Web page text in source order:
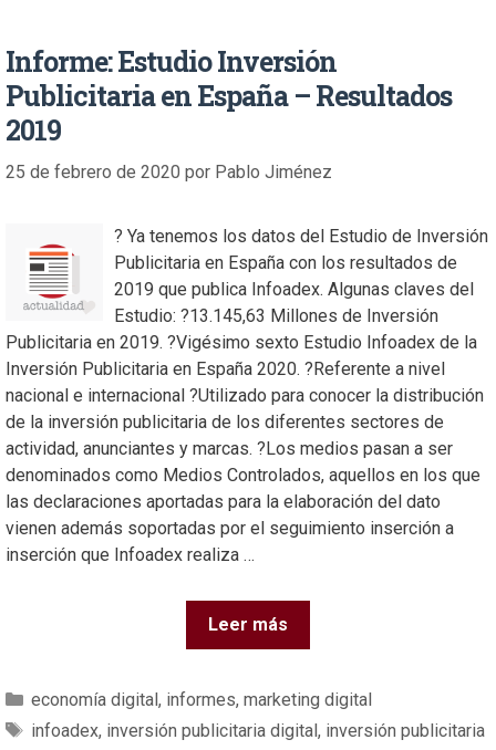
Informe: Estudio Inversión
Publicitaria en España – Resultados
2019
25 de febrero de 2020 por Pablo Jiménez
? Ya tenemos los datos del Estudio de Inversión
Publicitaria en España con los resultados de
2019 que publica Infoadex. Algunas claves del
Estudio: ?13.145,63 Millones de Inversión
Publicitaria en 2019. ?Vigésimo sexto Estudio Infoadex de la
Inversión Publicitaria en España 2020. ?Referente a nivel
nacional e internacional ?Utilizado para conocer la distribución
de la inversión publicitaria de los diferentes sectores de
actividad, anunciantes y marcas. ?Los medios pasan a ser
denominados como Medios Controlados, aquellos en los que
las declaraciones aportadas para la elaboración del dato
vienen además soportadas por el seguimiento inserción a
inserción que Infoadex realiza …
Leer más
economía digital, informes, marketing digital
infoadex, inversión publicitaria digital, inversión publicitaria